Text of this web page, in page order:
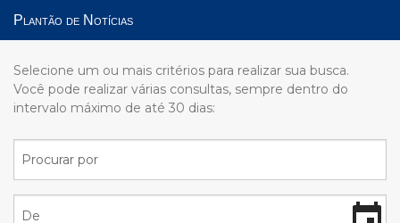
Plantão de Notícias
Selecione um ou mais critérios para realizar sua busca.
Você pode realizar várias consultas, sempre dentro do
intervalo máximo de até 30 dias: